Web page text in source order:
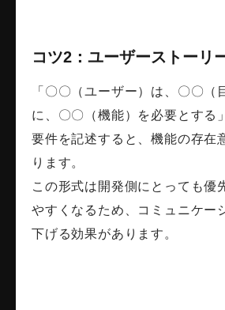
コツ2：ユーザーストーリ
「〇〇（ユーザー）は、〇〇（
に、〇〇（機能）を必要とする
要件を記述すると、機能の存在
ります。
この形式は開発側にとっても優
やすくなるため、コミュニケー
下げる効果があります。